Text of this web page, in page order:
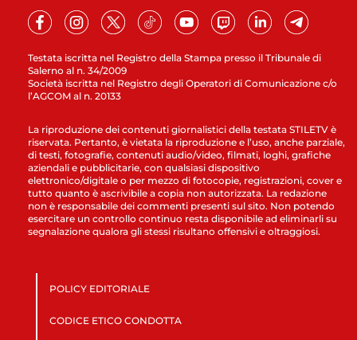
Testata iscritta nel Registro della Stampa presso il Tribunale di
Salerno al n. 34/2009
Società iscritta nel Registro degli Operatori di Comunicazione c/o
l’AGCOM al n. 20133
La riproduzione dei contenuti giornalistici della testata STILETV è
riservata. Pertanto, è vietata la riproduzione e l’uso, anche parziale,
di testi, fotografie, contenuti audio/video, filmati, loghi, grafiche
aziendali e pubblicitarie, con qualsiasi dispositivo
elettronico/digitale o per mezzo di fotocopie, registrazioni, cover e
tutto quanto è ascrivibile a copia non autorizzata. La redazione
non è responsabile dei commenti presenti sul sito. Non potendo
esercitare un controllo continuo resta disponibile ad eliminarli su
segnalazione qualora gli stessi risultano offensivi e oltraggiosi.
POLICY EDITORIALE
CODICE ETICO CONDOTTA